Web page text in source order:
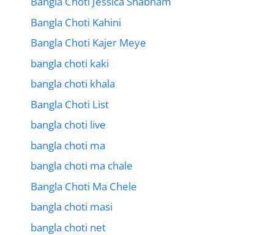
Bangla Choti Kahini
Bangla Choti Kajer Meye
bangla choti kaki
bangla choti khala
Bangla Choti List
bangla choti live
bangla choti ma
bangla choti ma chale
Bangla Choti Ma Chele
bangla choti masi
bangla choti net